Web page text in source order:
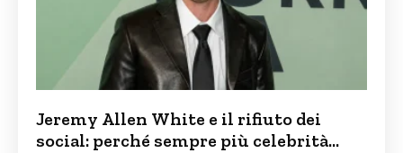
Jeremy Allen White e il rifiuto dei
social: perché sempre più celebrità